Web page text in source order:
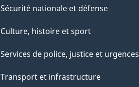
Sécurité nationale et défense
Culture, histoire et sport
Services de police, justice et urgences
Transport et infrastructure